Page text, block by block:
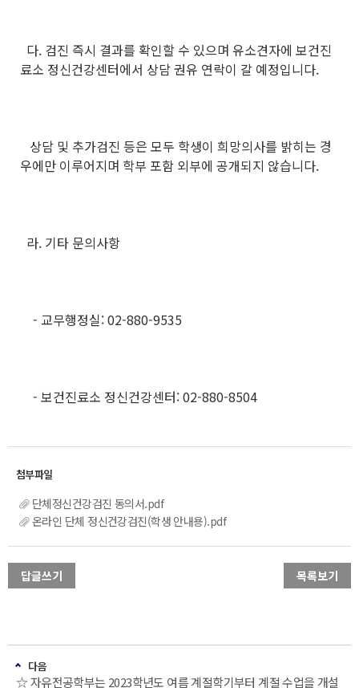
다. 검진 즉시 결과를 확인할 수 있으며 유소견자에 보건진
료소 정신건강센터에서 상담 권유 연락이 갈 예정입니다.
상담 및 추가검진 등은 모두 학생이 희망의사를 밝히는 경
우에만 이루어지며 학부 포함 외부에 공개되지 않습니다.
라. 기타 문의사항
- 교무행정실: 02-880-9535
- 보건진료소 정신건강센터: 02-880-8504
단체정신건강검진 동의서.pdf
온라인 단체 정신건강검진(학생 안내용).pdf
답글쓰기 목록보기
다음
☆ 자유전공학부는 2023학년도 여름 계절학기부터 계절 수업을 개설